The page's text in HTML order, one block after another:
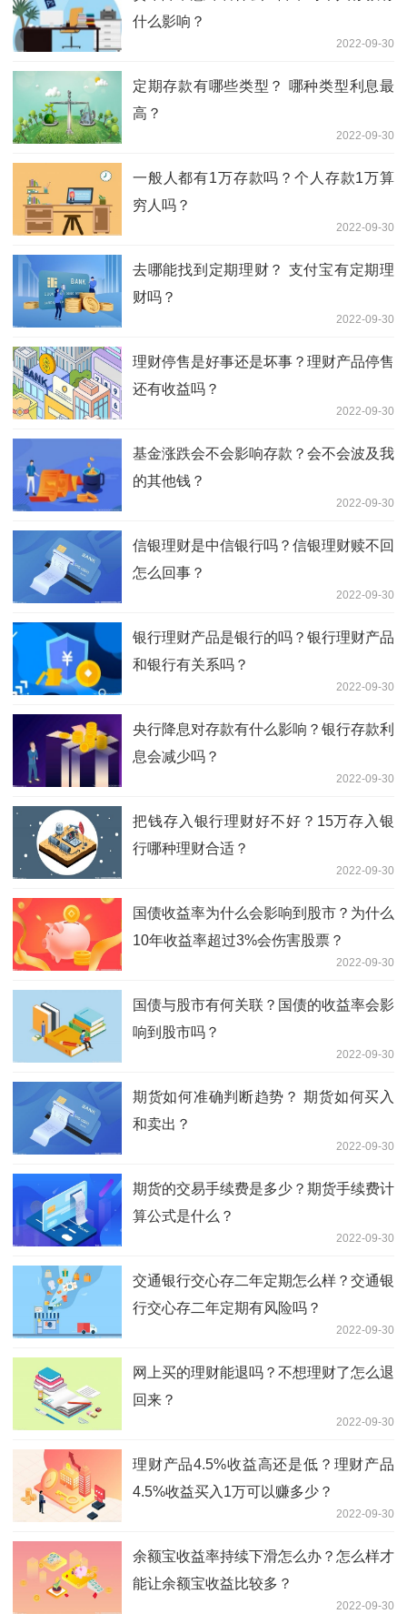
什么影响？
2022-09-30
定期存款有哪些类型？ 哪种类型利息最
高？
2022-09-30
一般人都有1万存款吗？个人存款1万算
穷人吗？
2022-09-30
去哪能找到定期理财？ 支付宝有定期理
财吗？
2022-09-30
理财停售是好事还是坏事？理财产品停售
还有收益吗？
2022-09-30
基金涨跌会不会影响存款？会不会波及我
的其他钱？
2022-09-30
信银理财是中信银行吗？信银理财赎不回
怎么回事？
2022-09-30
银行理财产品是银行的吗？银行理财产品
和银行有关系吗？
2022-09-30
央行降息对存款有什么影响？银行存款利
息会减少吗？
2022-09-30
把钱存入银行理财好不好？15万存入银
行哪种理财合适？
2022-09-30
国债收益率为什么会影响到股市？为什么
10年收益率超过3%会伤害股票？
2022-09-30
国债与股市有何关联？国债的收益率会影
响到股市吗？
2022-09-30
期货如何准确判断趋势？ 期货如何买入
和卖出？
2022-09-30
期货的交易手续费是多少？期货手续费计
算公式是什么？
2022-09-30
交通银行交心存二年定期怎么样？交通银
行交心存二年定期有风险吗？
2022-09-30
网上买的理财能退吗？不想理财了怎么退
回来？
2022-09-30
理财产品4.5%收益高还是低？理财产品
4.5%收益买入1万可以赚多少？
2022-09-30
余额宝收益率持续下滑怎么办？怎么样才
能让余额宝收益比较多？
2022-09-30